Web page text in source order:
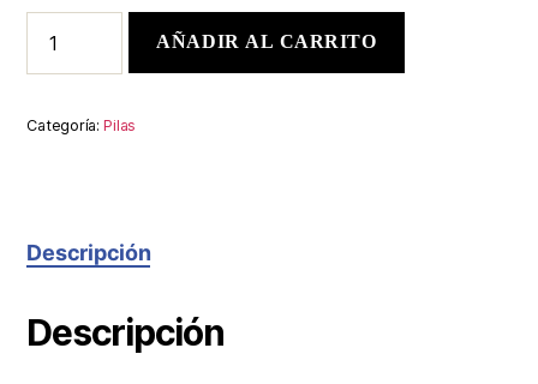
AÑADIR AL CARRITO
Categoría:Pilas
Descripción
Descripción